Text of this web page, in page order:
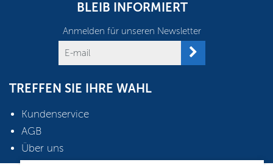
BLEIB INFORMIERT
Anmelden für unseren Newsletter
TREFFEN SIE IHRE WAHL
Kundenservice
AGB
Über uns